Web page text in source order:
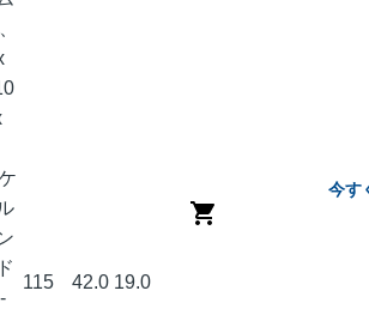
115 42.0 19.0
今す